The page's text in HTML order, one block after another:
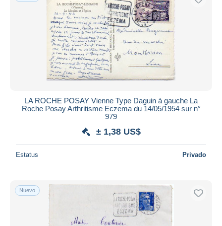
Métodos de pago
PayPal
Transferencia bancaria
Visa
Mastercard
Bancontact
Maestro
Mundo entero
Aplicar
LA ROCHE POSAY Vienne Type Daguin à gauche La
Roche Posay Arthritisme Eczema du 14/05/1954 sur n°
979
± 1,38 US$
Estatus Privado
Nuevo